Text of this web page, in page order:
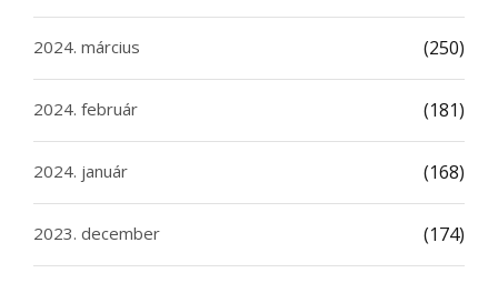
2024. március (250)
2024. február (181)
2024. január (168)
2023. december (174)